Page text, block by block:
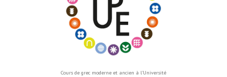
Cours de grec moderne et ancien à l’Université